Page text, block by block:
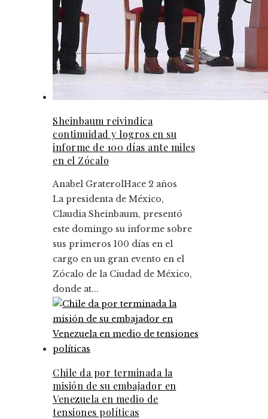
Sheinbaum reivindica
continuidad y logros en su
informe de 100 días ante miles
en el Zócalo
Anabel GraterolHace 2 años
La presidenta de México,
Claudia Sheinbaum, presentó
este domingo su informe sobre
sus primeros 100 días en el
cargo en un gran evento en el
Zócalo de la Ciudad de México,
donde at...
Chile da por terminada la
misión de su embajador en
Venezuela en medio de
tensiones políticas